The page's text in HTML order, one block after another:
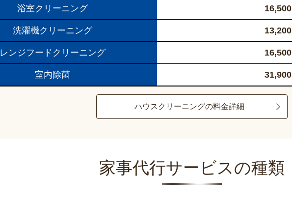
浴室クリーニング 16,500
洗濯機クリーニング 13,200
レンジフードクリーニング 16,500
室内除菌 31,900
ハウスクリーニングの料金詳細
家事代行サービスの種類